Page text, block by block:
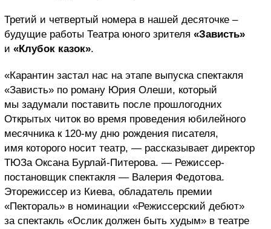
Третий и четвертый номера в нашей десяточке –
будущие работы Театра юного зрителя «Зависть»
и «Клубок казок».
«Карантин застал нас на этапе выпуска спектакля
«Зависть» по роману Юрия Олеши, который
мы задумали поставить после прошлогодних
Открытых читок во время проведения юбилейного
месячника к 120-му дню рождения писателя,
имя которого носит театр, — рассказывает директор
ТЮЗа Оксана Бурлай-Питерова. — Режиссер-
постановщик спектакля — Валерия Федотова.
Эторежиссер из Киева, обладатель премии
«Пектораль» в номинации «Режиссерский дебют»
за спектакль «Ослик должен быть худым» в театре